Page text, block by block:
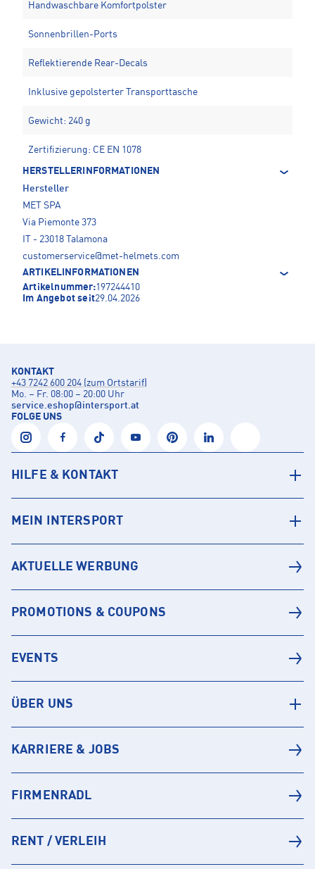
Handwaschbare Komfortpolster
Sonnenbrillen-Ports
Reflektierende Rear-Decals
Inklusive gepolsterter Transporttasche
Gewicht: 240 g
Zertifizierung: CE EN 1078
HERSTELLERINFORMATIONEN
Hersteller
MET SPA
Via Piemonte 373
IT - 23018 Talamona
customerservice@met-helmets.com
ARTIKELINFORMATIONEN
Artikelnummer:197244410
Im Angebot seit29.04.2026
KONTAKT
+43 7242 600 204 (zum Ortstarif)
Mo. – Fr. 08:00 – 20:00 Uhr
service.eshop@intersport.at
FOLGE UNS
HILFE & KONTAKT
MEIN INTERSPORT
AKTUELLE WERBUNG
PROMOTIONS & COUPONS
EVENTS
ÜBER UNS
KARRIERE & JOBS
FIRMENRADL
RENT / VERLEIH